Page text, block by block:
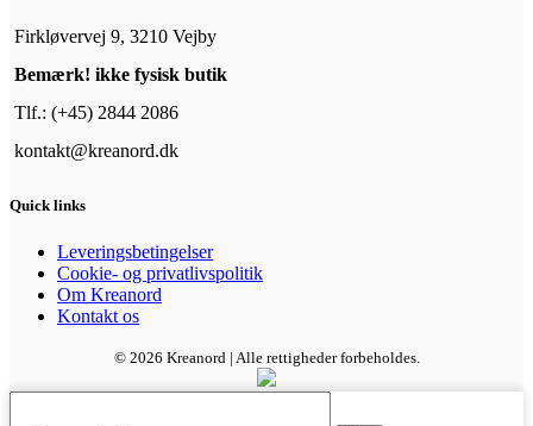
Firkløvervej 9, 3210 Vejby
Bemærk! ikke fysisk butik
Tlf.: (+45) 2844 2086
kontakt@kreanord.dk
Quick links
Leveringsbetingelser
Cookie- og privatlivspolitik
Om Kreanord
Kontakt os
© 2026 Kreanord | Alle rettigheder forbeholdes.